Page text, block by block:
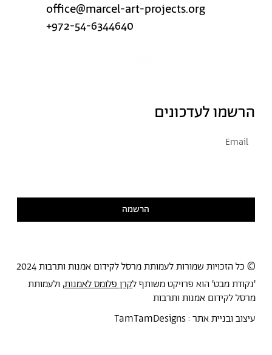
office@marcel-art-projects.org
+972-54-6344640
הרשמו לעדכונים
הרשמה
© כל הזכויות שמורות לעמותת מרסל לקידום אמנות ותרבות 2024
'נקודת מבט' הוא פרויקט משותף לקרן פלומס לאמנות, ולעמותת
מרסל לקידום אמנות ותרבות
עיצוב ובניית אתר :TamTamDesigns